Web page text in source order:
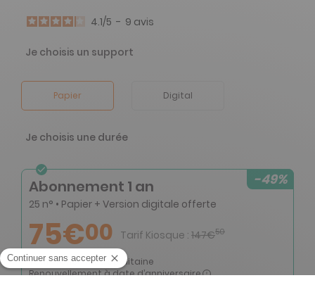
4.1/5 - 9 avis
Je choisis un support
Papier Digital
Je choisis une durée
-49%
Abonnement 1 an
25 n° • Papier + Version digitale offerte
75€00 Tarif Kiosque : 147€50
Tarif France métropolitaine
Renouvellement à date d’anniversaire